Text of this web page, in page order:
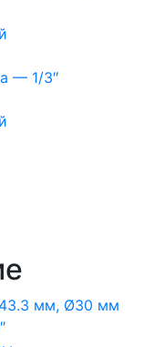
— 1/3″
мм, Ø30 мм